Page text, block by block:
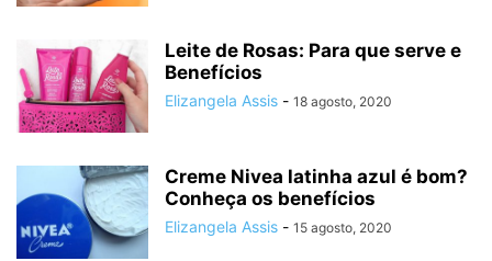
Leite de Rosas: Para que serve e
Benefícios
Elizangela Assis - 18 agosto, 2020
Creme Nivea latinha azul é bom?
Conheça os benefícios
Elizangela Assis - 15 agosto, 2020